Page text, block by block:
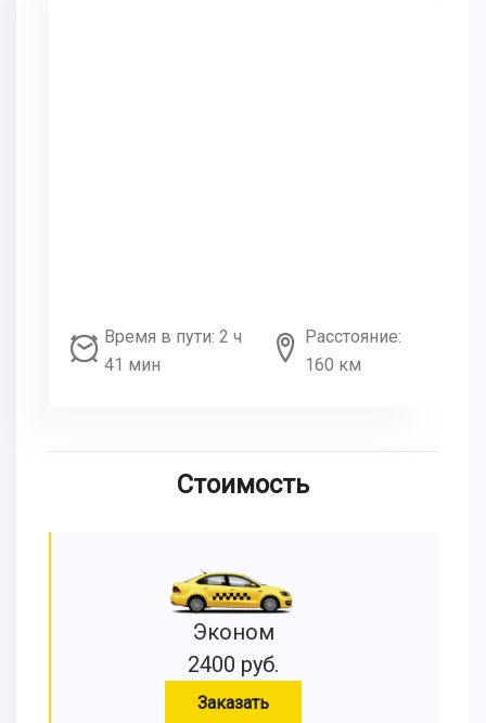
Время в пути: 2 ч
41 мин
Расстояние:
160 км
Стоимость
Эконом
2400 руб.
Заказать